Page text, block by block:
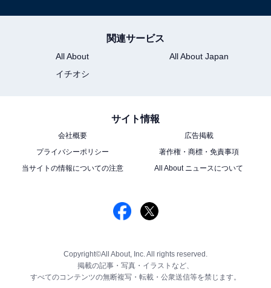
関連サービス
All About
All About Japan
イチオシ
サイト情報
会社概要
広告掲載
プライバシーポリシー
著作権・商標・免責事項
当サイトの情報についての注意
All About ニュースについて
Copyright©All About, Inc. All rights reserved.
掲載の記事・写真・イラストなど、
すべてのコンテンツの無断複写・転載・公衆送信等を禁じます。